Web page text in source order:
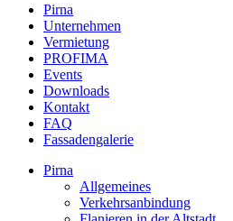
Pirna
Unternehmen
Vermietung
PROFIMA
Events
Downloads
Kontakt
FAQ
Fassadengalerie
Pirna
Allgemeines
Verkehrsanbindung